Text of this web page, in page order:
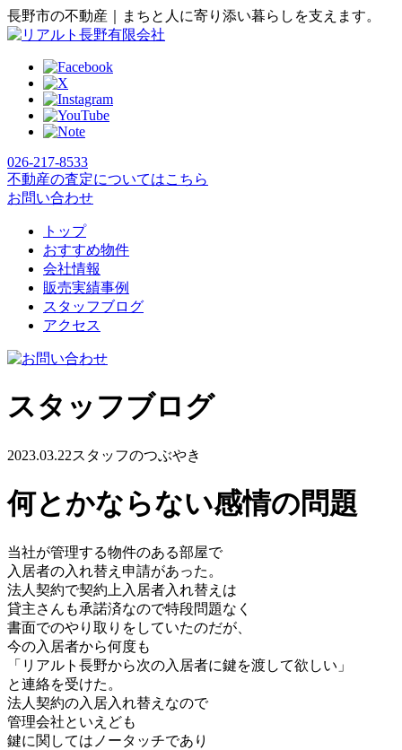
長野市の不動産｜まちと人に寄り添い暮らしを支えます。
026-217-8533
不動産の査定についてはこちら
お問い合わせ
トップ
おすすめ物件
会社情報
販売実績事例
スタッフブログ
アクセス
スタッフブログ
2023.03.22スタッフのつぶやき
何とかならない感情の問題
当社が管理する物件のある部屋で
入居者の入れ替え申請があった。
法人契約で契約上入居者入れ替え は
貸主さんも承諾済なので特段問題なく
書面でのやり取りをしていたのだが、
今の入居者から何度も
「リアルト長野から次の入居者に鍵を渡して欲しい」
と連絡を受けた。
法人契約の入居入れ替えなので
管理会社といえども
鍵に関してはノータッチであり